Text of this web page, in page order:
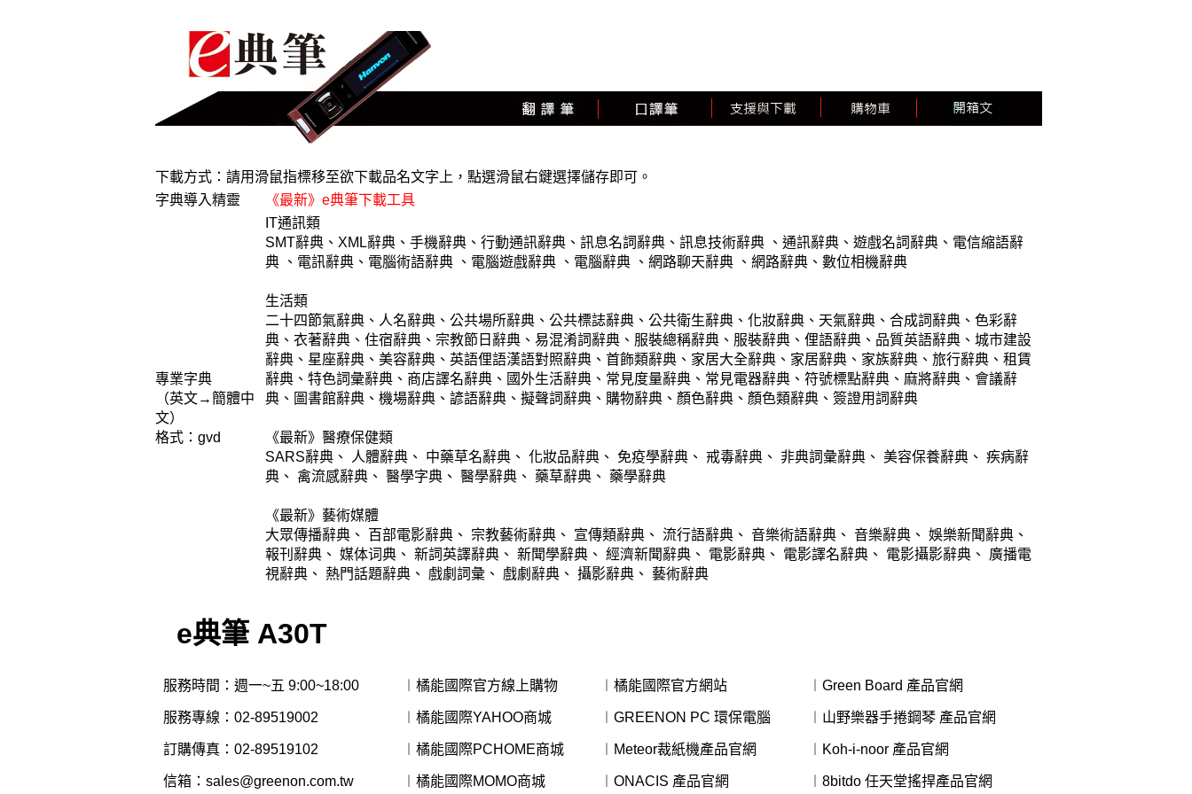
下載方式：請用滑鼠指標移至欲下載品名文字上，點選滑鼠右鍵選擇儲存即可 。
字典導入精靈
《最新》e典筆下載工具
專業字典
（英文→簡體中
文）
格式：gvd
IT通訊類
SMT辭典 、 XML辭典 、 手機辭典 、 行動通訊辭典 、 訊息名詞辭典 、 訊息技術辭典 、 通訊辭典 、 遊戲名詞辭典 、 電信縮語辭
典 、 電訊辭典 、 電腦術語辭典 、 電腦遊戲辭典 、 電腦辭典 、 網路聊天辭典 、 網路辭典 、 數位相機辭典
生活類
二十四節氣辭典 、 人名辭典 、 公共場所辭典 、 公共標誌辭典 、 公共衛生辭典 、 化妝辭典 、 天氣辭典 、 合成詞辭典 、 色彩辭
典 、 衣著辭典 、 住宿辭典 、 宗教節日辭典 、 易混淆詞辭典 、 服裝總稱辭典 、 服裝辭典 、 俚語辭典 、 品質英語辭典 、 城市建設
辭典 、 星座辭典 、 美容辭典 、 英語俚語漢語對照辭典 、 首飾類辭典 、 家居大全辭典 、 家居辭典 、 家族辭典 、 旅行辭典 、 租賃
辭典 、 特色詞彙辭典 、 商店譯名辭典 、 國外生活辭典 、 常見度量辭典 、 常見電器辭典 、 符號標點辭典 、 麻將辭典 、 會議辭
典 、 圖書館辭典 、 機場辭典 、 諺語辭典 、 擬聲詞辭典 、 購物辭典 、 顏色辭典 、 顏色類辭典 、 簽證用詞辭典
《最新》醫療保健類
SARS辭典 、 人體辭典 、 中藥草名辭典 、 化妝品辭典 、 免疫學辭典 、 戒毒辭典 、 非典詞彙辭典 、 美容保養辭典 、 疾病辭
典 、 禽流感辭典 、 醫學字典 、 醫學辭典 、 藥草辭典 、 藥學辭典
《最新》藝術媒體
大眾傳播辭典 、 百部電影辭典 、 宗教藝術辭典 、 宣傳類辭典 、 流行語辭典 、 音樂術語辭典 、 音樂辭典 、 娛樂新聞辭典 、
報刊辭典 、 媒体词典 、 新詞英譯辭典 、 新聞學辭典 、 經濟新聞辭典 、 電影辭典 、 電影譯名辭典 、 電影攝影辭典 、 廣播電
視辭典 、 熱門話題辭典 、 戲劇詞彙 、 戲劇辭典 、 攝影辭典 、 藝術辭典
e典筆 A30T
服務時間：週一~五 9:00~18:00 ︱橘能國際官方線上購物 ︱橘能國際官方網站 ︱Green Board 產品官網
服務專線：02-89519002 ︱橘能國際YAHOO商城 ︱GREENON PC 環保電腦 ︱山野樂器手捲鋼琴 產品官網
訂購傳真：02-89519102 ︱橘能國際PCHOME商城 ︱Meteor裁紙機產品官網 ︱Koh-i-noor 產品官網
信箱：sales@greenon.com.tw ︱橘能國際MOMO商城 ︱ONACIS 產品官網 ︱8bitdo 任天堂搖捍產品官網